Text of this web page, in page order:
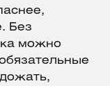
Без
можно